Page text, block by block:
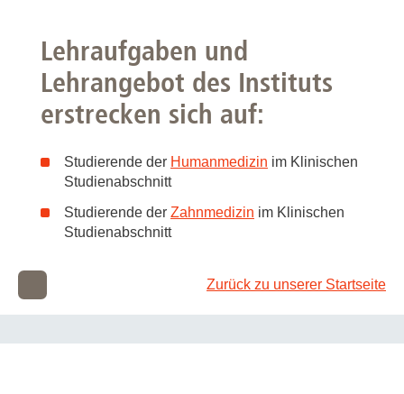
Lehraufgaben und
Lehrangebot des Instituts
erstrecken sich auf:
Studierende der Humanmedizin im Klinischen
Studienabschnitt
Studierende der Zahnmedizin im Klinischen
Studienabschnitt
Zurück zu unserer Startseite